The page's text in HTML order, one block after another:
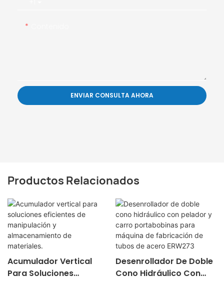
ENVIAR CONSULTA AHORA
Productos Relacionados
Acumulador Vertical
Para Soluciones
Desenrollador De Doble
Cono Hidráulico Con